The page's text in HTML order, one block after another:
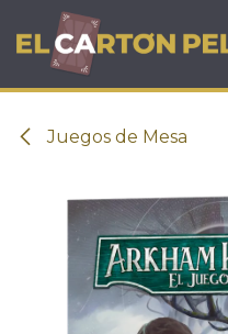
Ir al contenido
Juegos de Mesa